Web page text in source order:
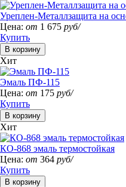
Уреплен-Металлзащита на
Цена: от 1 675 руб/
Купить
Хит
Эмаль ПФ-115
Цена: от 175 руб/
Купить
Хит
КО-868 эмаль термостойкая
Цена: от 364 руб/
Купить